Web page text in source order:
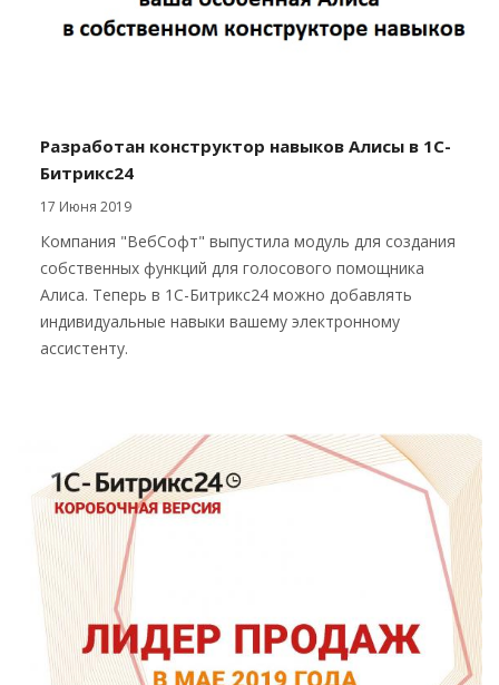
Разработан конструктор навыков Алисы в 1С-
Битрикс24
17 Июня 2019
Компания "ВебСофт" выпустила модуль для создания
собственных функций для голосового помощника
Алиса. Теперь в 1С-Битрикс24 можно добавлять
индивидуальные навыки вашему электронному
ассистенту.